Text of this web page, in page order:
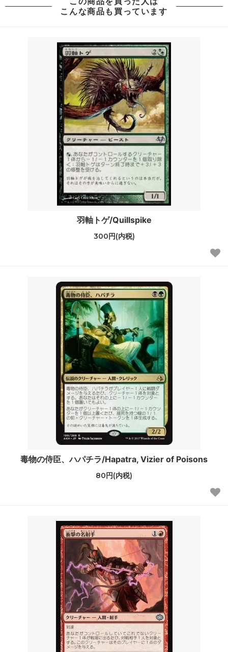
こんな商品も買っています
羽軸トゲ/Quillspike
300円(内税)
毒物の侍臣、ハパチラ/Hapatra, Vizier of Poisons
80円(内税)